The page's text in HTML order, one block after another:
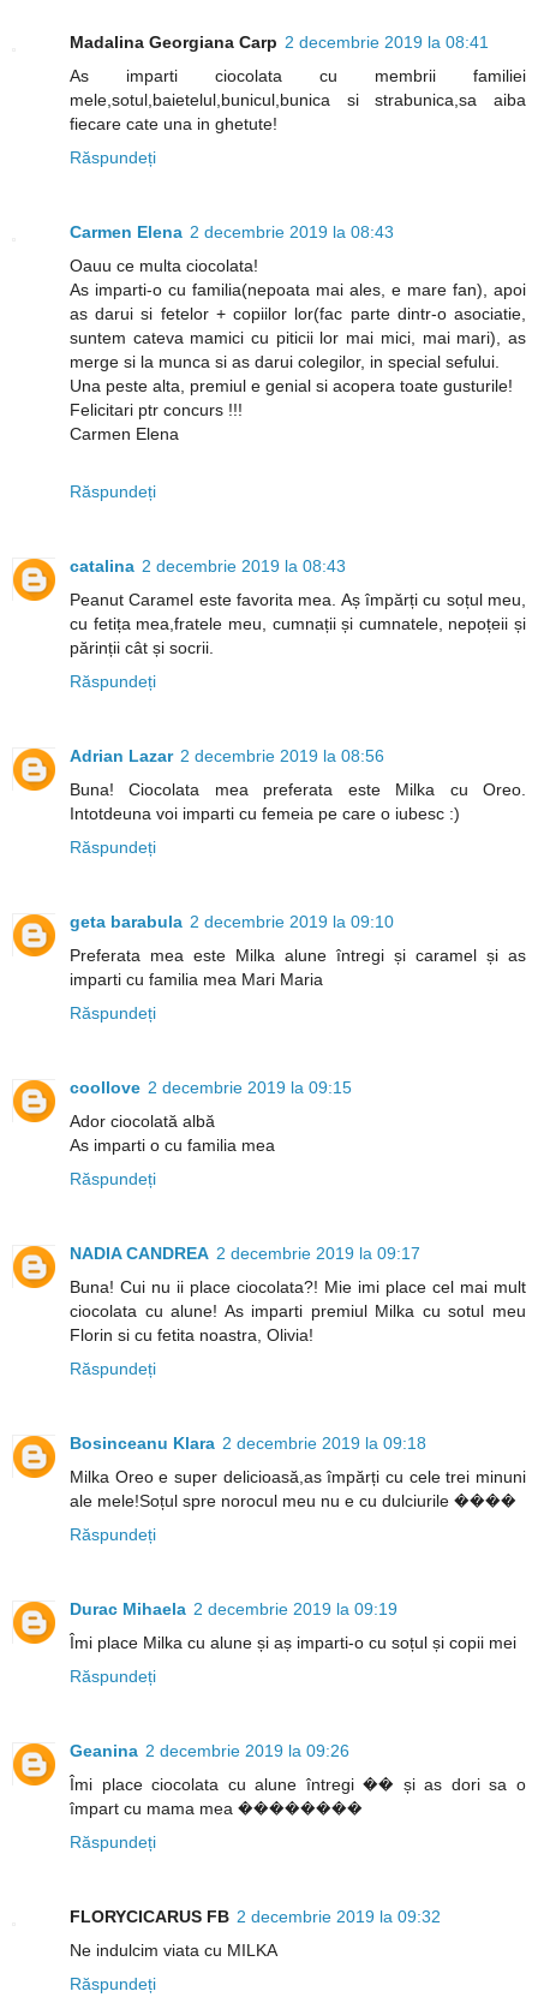
Madalina Georgiana Carp 2 decembrie 2019 la 08:41
As imparti ciocolata cu membrii familiei
mele,sotul,baietelul,bunicul,bunica si strabunica,sa aiba
fiecare cate una in ghetute!
Răspundeți
Carmen Elena 2 decembrie 2019 la 08:43
Oauu ce multa ciocolata!
As imparti-o cu familia(nepoata mai ales, e mare fan), apoi
as darui si fetelor + copiilor lor(fac parte dintr-o asociatie,
suntem cateva mamici cu piticii lor mai mici, mai mari), as
merge si la munca si as darui colegilor, in special sefului.
Una peste alta, premiul e genial si acopera toate gusturile!
Felicitari ptr concurs !!!
Carmen Elena
Răspundeți
catalina 2 decembrie 2019 la 08:43
Peanut Caramel este favorita mea. Aș împărți cu soțul meu,
cu fetița mea,fratele meu, cumnații și cumnatele, nepoțeii și
părinții cât și socrii.
Răspundeți
Adrian Lazar 2 decembrie 2019 la 08:56
Buna! Ciocolata mea preferata este Milka cu Oreo.
Intotdeuna voi imparti cu femeia pe care o iubesc :)
Răspundeți
geta barabula 2 decembrie 2019 la 09:10
Preferata mea este Milka alune întregi și caramel și as
imparti cu familia mea Mari Maria
Răspundeți
coollove 2 decembrie 2019 la 09:15
Ador ciocolată albă
As imparti o cu familia mea
Răspundeți
NADIA CANDREA 2 decembrie 2019 la 09:17
Buna! Cui nu ii place ciocolata?! Mie imi place cel mai mult
ciocolata cu alune! As imparti premiul Milka cu sotul meu
Florin si cu fetita noastra, Olivia!
Răspundeți
Bosinceanu Klara 2 decembrie 2019 la 09:18
Milka Oreo e super delicioasă,as împărți cu cele trei minuni
ale mele!Soțul spre norocul meu nu e cu dulciurile ����
Răspundeți
Durac Mihaela 2 decembrie 2019 la 09:19
Îmi place Milka cu alune și aș imparti-o cu soțul și copii mei
Răspundeți
Geanina 2 decembrie 2019 la 09:26
Îmi place ciocolata cu alune întregi �� și as dori sa o
împart cu mama mea ��������
Răspundeți
FLORYCICARUS FB 2 decembrie 2019 la 09:32
Ne indulcim viata cu MILKA
Răspundeți